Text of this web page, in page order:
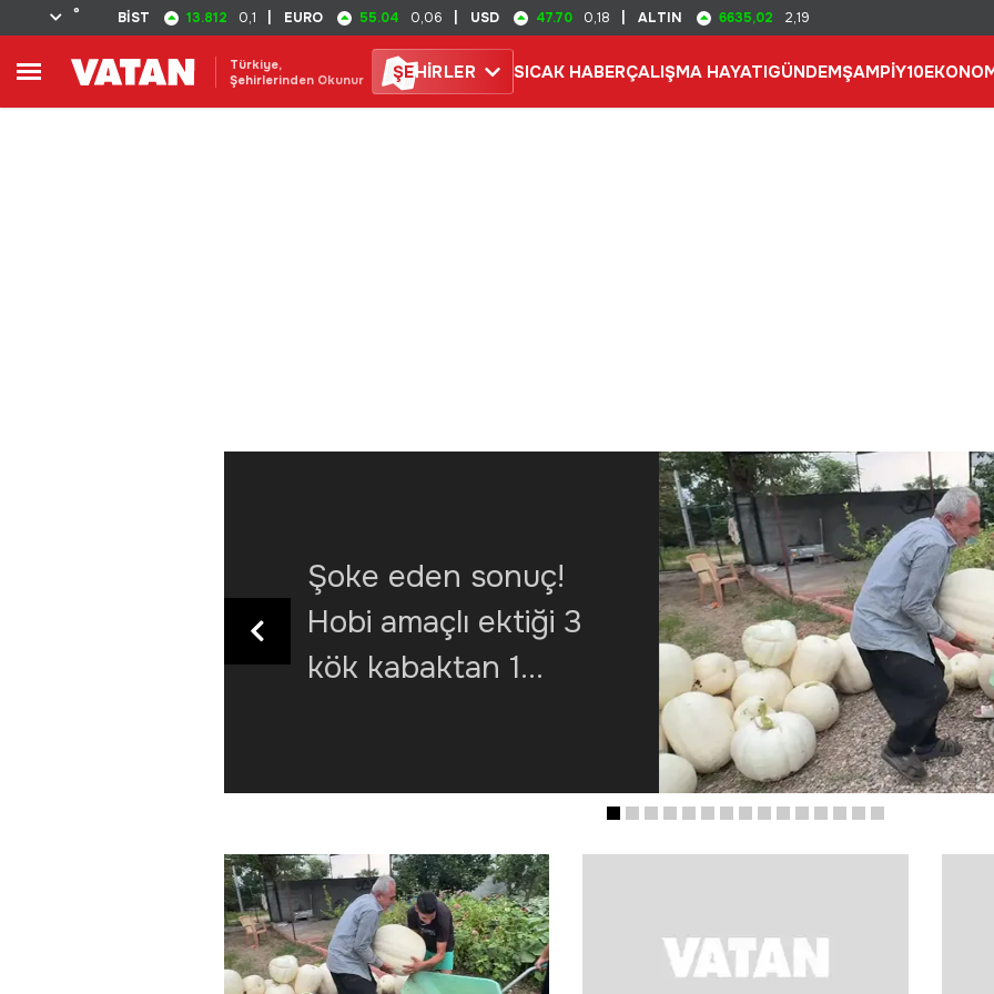
° BİST 13.812 0,1 EURO 55.04 0,06 USD 47.70 0,18 ALTIN 6635,02 2,19
Türkiye,
Şehirlerinden Okunur
ŞEHİRLER SICAK HABERÇALIŞMA HAYATIGÜNDEMŞAMPİY10
Şoke eden sonuç!
Hobi amaçlı ektiği 3
kök kabaktan 1